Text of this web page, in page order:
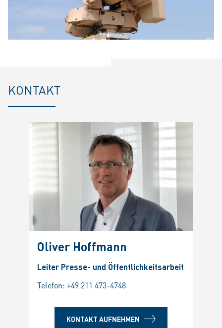
KONTAKT
Oliver Hoffmann
Leiter Presse- und Öffentlichkeitsarbeit
Telefon: +49 211 473-4748
KONTAKT AUFNEHMEN